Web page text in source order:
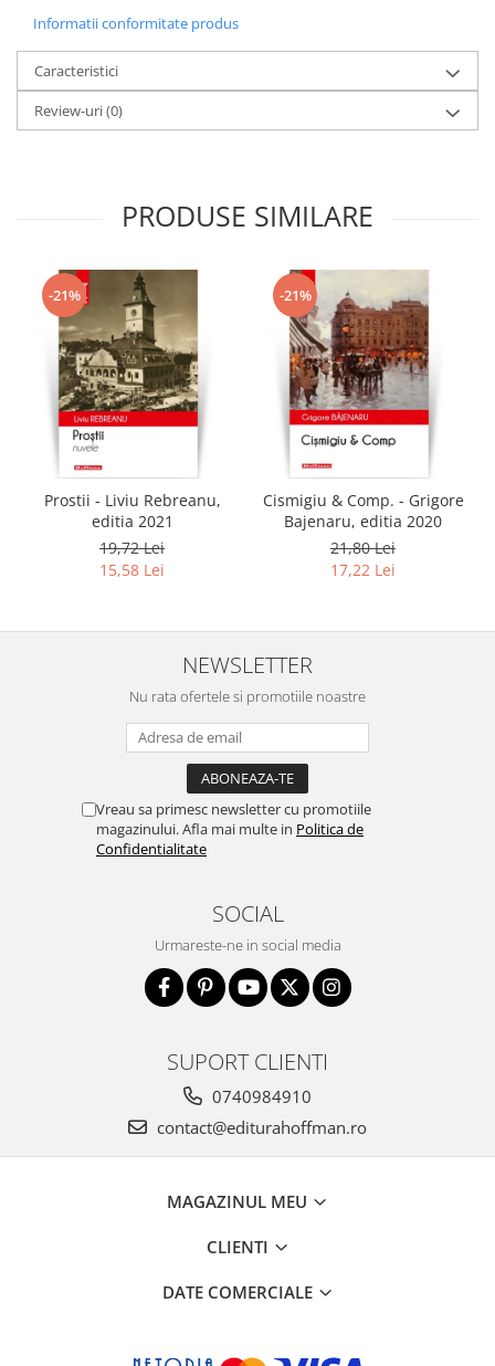
Informatii conformitate produs
Caracteristici
Review-uri(0)
PRODUSE SIMILARE
-21%
Prostii - Liviu Rebreanu,
editia 2021
19,72 Lei
15,58 Lei
-21%
Cismigiu & Comp. - Grigore
Bajenaru, editia 2020
21,80 Lei
17,22 Lei
NEWSLETTER
Nu rata ofertele si promotiile noastre
Vreau sa primesc newsletter cu promotiile
magazinului. Afla mai multe in Politica de
Confidentialitate
SOCIAL
Urmareste-ne in social media
SUPORT CLIENTI
0740984910
contact@editurahoffman.ro
MAGAZINUL MEU
CLIENTI
DATE COMERCIALE